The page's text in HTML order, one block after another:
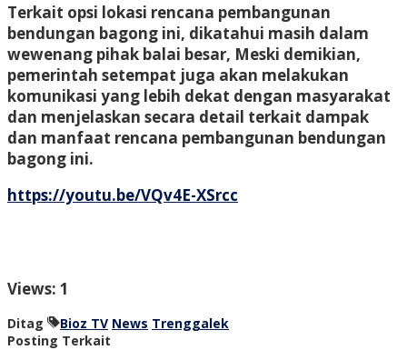
Terkait opsi lokasi rencana pembangunan
bendungan bagong ini, dikatahui masih dalam
wewenang pihak balai besar, Meski demikian,
pemerintah setempat juga akan melakukan
komunikasi yang lebih dekat dengan masyarakat
dan menjelaskan secara detail terkait dampak
dan manfaat rencana pembangunan bendungan
bagong ini.
https://youtu.be/VQv4E-XSrcc
Views: 1
Ditag Bioz TV News Trenggalek
Posting Terkait